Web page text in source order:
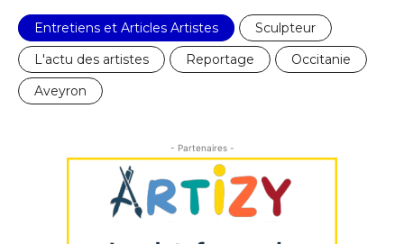
Entretiens et Articles Artistes
Sculpteur
L'actu des artistes
Reportage
Occitanie
Aveyron
- Partenaires -